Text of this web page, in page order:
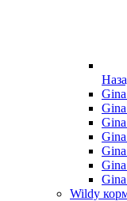
Wildy